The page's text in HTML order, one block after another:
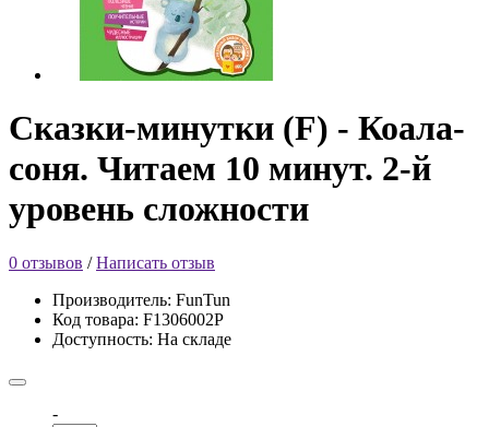
Сказки-минутки (F) - Коала-
соня. Читаем 10 минут. 2-й
уровень сложности
0 отзывов /Написать отзыв
Производитель: FunTun
Код товара: F1306002Р
Доступность: На складе
-